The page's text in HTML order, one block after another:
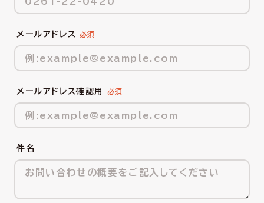
メールアドレス
メールアドレス確認用
件名